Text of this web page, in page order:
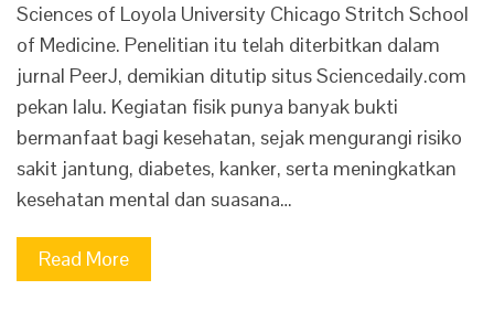
Sciences of Loyola University Chicago Stritch School
of Medicine. Penelitian itu telah diterbitkan dalam
jurnal PeerJ, demikian ditutip situs Sciencedaily.com
pekan lalu. Kegiatan fisik punya banyak bukti
bermanfaat bagi kesehatan, sejak mengurangi risiko
sakit jantung, diabetes, kanker, serta meningkatkan
kesehatan mental dan suasana…
Read More